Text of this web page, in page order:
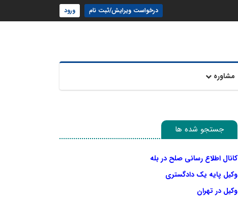
درخواست ویرایش/ثبت نام ورود
مشاوره
جستجو شده ها
کانال اطلاع رسانی صلح در بله
وکیل پایه یک دادگستری
وکیل در تهران